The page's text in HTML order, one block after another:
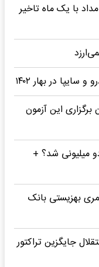
با یک ماه تاخیر
در بهار ۱۴۰۲
برگزاری این آزمون
میلیونی شد؟ +
بهزیستی بانک
جایگزین تراکتور